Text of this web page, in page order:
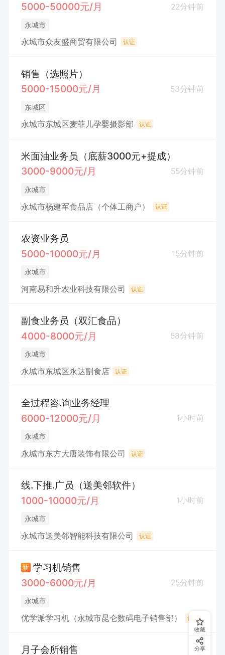
5000-50000元/月
22分钟前
永城市
永城市众友盛商贸有限公司 认证
销售（选照片）
5000-15000元/月
53分钟前
东城区
永城市东城区麦菲儿孕婴摄影部 认证
米面油业务员（底薪3000元+提成）
3000-9000元/月
55分钟前
永城市
永城市杨建军食品店（个体工商户） 认证
农资业务员
5000-10000元/月
15分钟前
永城市
河南易和升农业科技有限公司 认证
副食业务员（双汇食品）
4000-8000元/月
58分钟前
永城市
永城市东城区永达副食店 认证
全过程咨.询业务经理
6000-12000元/月
1小时前
永城市
永城市东方大唐装饰有限公司 认证
线.下推.广员（送美邻软件）
1000-10000元/月
1小时前
永城市
永城市送美邻智能科技有限公司 认证
新 学习机销售
3000-6000元/月
25分钟前
永城市
优学派学习机（永城市昆仑数码电子销售部） 认证
月子会所销售
收藏
分享